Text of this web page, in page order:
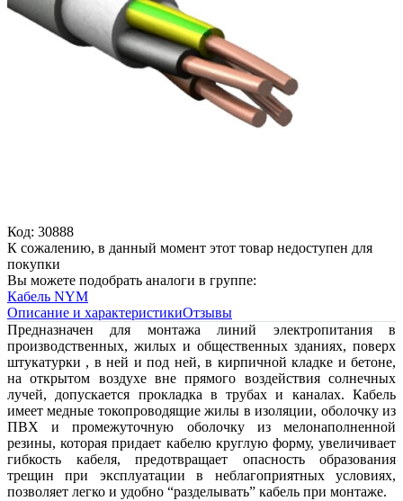
Код: 30888
К сожалению, в данный момент этот товар недоступен для
покупки
Вы можете подобрать аналоги в группе:
Кабель NYM
Описание и характеристикиОтзывы
Предназначен для монтажа линий электропитания в
производственных, жилых и общественных зданиях, поверх
штукатурки , в ней и под ней, в кирпичной кладке и бетоне,
на открытом воздухе вне прямого воздействия солнечных
лучей, допускается прокладка в трубах и каналах. Кабель
имеет медные токопроводящие жилы в изоляции, оболочку из
ПВХ и промежуточную оболочку из мелонаполненной
резины, которая придает кабелю круглую форму, увеличивает
гибкость кабеля, предотвращает опасность образования
трещин при эксплуатации в неблагоприятных условиях,
позволяет легко и удобно “разделывать” кабель при монтаже.